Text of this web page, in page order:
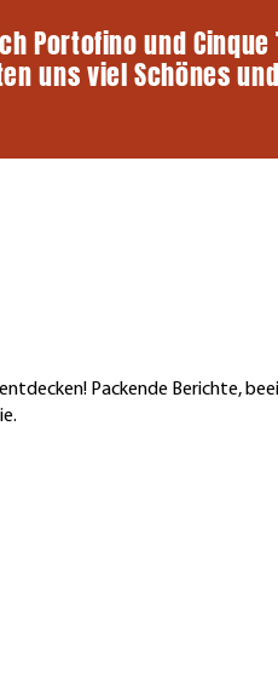
Portofino und
uns viel Schönes
Packende Berichte,